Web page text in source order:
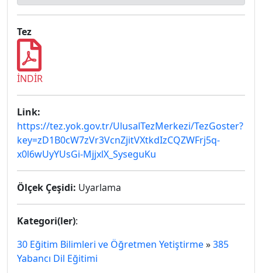
Tez
İNDİR
Link:
https://tez.yok.gov.tr/UlusalTezMerkezi/TezGoster?
key=zD1B0cW7zVr3VcnZjitVXtkdIzCQZWFrj5q-
x0l6wUyYUsGi-MjjxlX_SyseguKu
Ölçek Çeşidi: Uyarlama
Kategori(ler):
30 Eğitim Bilimleri ve Öğretmen Yetiştirme»385
Yabancı Dil Eğitimi